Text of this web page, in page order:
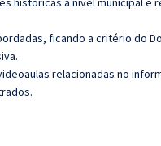
ficando a critério do
relacionadas no